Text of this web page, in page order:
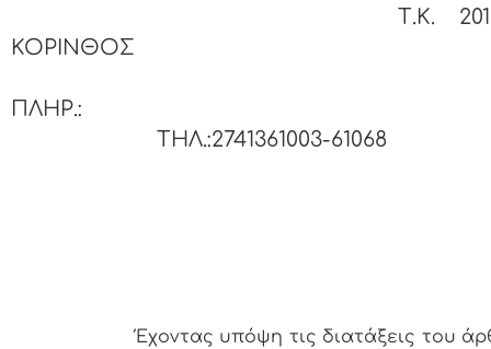
Τ.Κ. 201
ΚΟΡΙΝΘΟΣ
ΤΗΛ.:2741361003-
Έχοντας υπόψη τις διατάξεις του